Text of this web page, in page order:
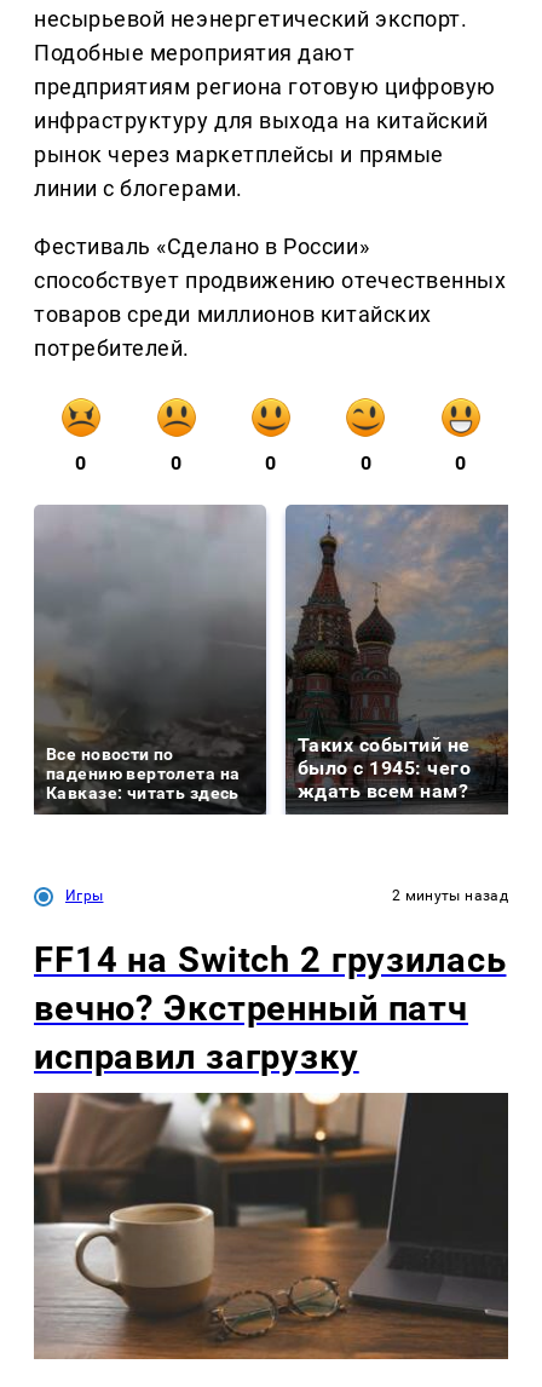
несырьевой неэнергетический экспорт.
Подобные мероприятия дают
предприятиям региона готовую цифровую
инфраструктуру для выхода на китайский
рынок через маркетплейсы и прямые
линии с блогерами.
Фестиваль «Сделано в России»
способствует продвижению отечественных
товаров среди миллионов китайских
потребителей.
0 0 0 0 0
Все новости по
падению вертолета на
Кавказе: читать здесь
Таких событий не
было с 1945: чего
ждать всем нам?
Игры 2 минуты назад
FF14 на Switch 2 грузилась
вечно? Экстренный патч
исправил загрузку